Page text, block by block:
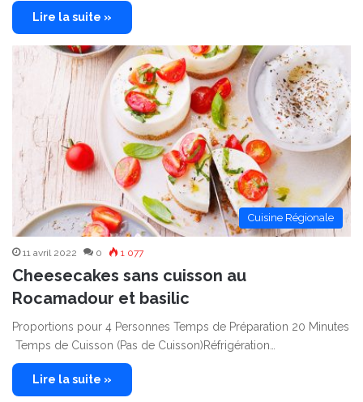
Lire la suite »
Cuisine Régionale
11 avril 2022 0 1 077
Cheesecakes sans cuisson au
Rocamadour et basilic
Proportions pour 4 Personnes Temps de Préparation 20 Minutes
Temps de Cuisson (Pas de Cuisson)Réfrigération…
Lire la suite »